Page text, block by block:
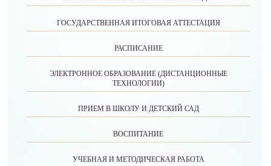
ГОСУДАРСТВЕННАЯ ИТОГОВАЯ АТТЕСТАЦИЯ
РАСПИСАНИЕ
ЭЛЕКТРОННОЕ ОБРАЗОВАНИЕ (ДИСТАНЦИОННЫЕ
ТЕХНОЛОГИИ)
ПРИЕМ В ШКОЛУ И ДЕТСКИЙ САД
ВОСПИТАНИЕ
УЧЕБНАЯ И МЕТОДИЧЕСКАЯ РАБОТА